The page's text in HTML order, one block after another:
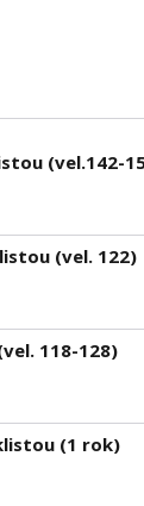
(vel.142-
(vel. 122)
118-128)
(1 rok)